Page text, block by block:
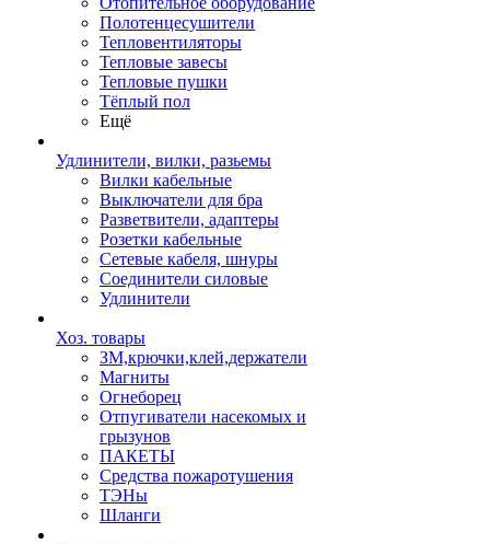
Полотенцесушители
Тепловентиляторы
Тепловые завесы
Тепловые пушки
Тёплый пол
Ещё
Удлинители, вилки, разьемы
Вилки кабельные
Выключатели для бра
Разветвители, адаптеры
Розетки кабельные
Сетевые кабеля, шнуры
Соединители силовые
Удлинители
Хоз. товары
ЗМ,крючки,клей,держатели
Магниты
Огнеборец
Отпугиватели насекомых и
грызунов
ПАКЕТЫ
Средства пожаротушения
ТЭНы
Шланги